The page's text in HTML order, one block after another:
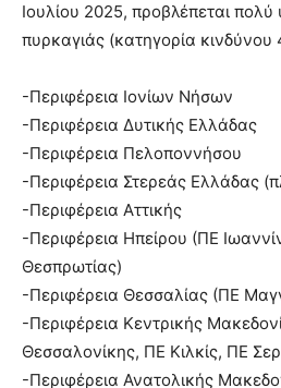
Ιουλίου 2025, προβλέπεται
πυρκαγιάς (κατηγορία κινδύνου
-Περιφέρεια Ιονίων Νήσων
-Περιφέρεια Δυτικής Ελλάδας
-Περιφέρεια Πελοποννήσου
-Περιφέρεια Στερεάς Ελλάδας
-Περιφέρεια Αττικής
-Περιφέρεια Ηπείρου (ΠΕ
Θεσπρωτίας)
-Περιφέρεια Θεσσαλίας (ΠΕ
-Περιφέρεια Κεντρικής
Θεσσαλονίκης, ΠΕ Κιλκίς, ΠΕ
-Περιφέρεια Ανατολικής